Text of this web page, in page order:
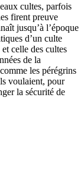
cultes, parfois
firent preuve
jusqu’à l’époque
d’un culte
celle des cultes
de la
les pérégrins
voulaient, pour
la sécurité de